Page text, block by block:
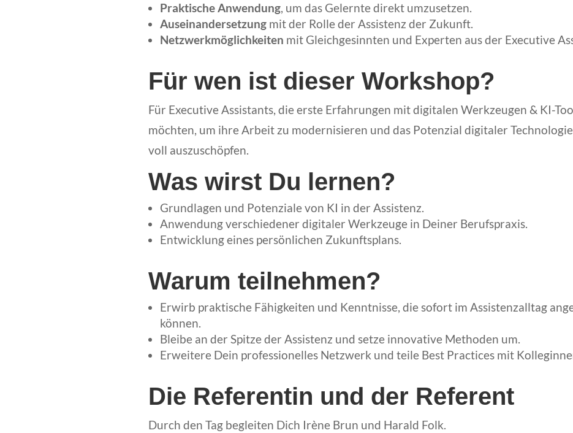
Praktische Anwendung, um das Gelernte direkt umzusetzen.
Auseinandersetzungmit der Rolle der Assistenz der Zukunft.
Netzwerkmöglichkeiten mit Gleichgesinnten und Experten aus der Executive
Für wen ist dieser Workshop?
Für Executive Assistants, die erste Erfahrungen mit digitalen Werkzeugen & KI-
möchten, um ihre Arbeit zu modernisieren und das Potenzial digitaler
voll auszuschöpfen.
Was wirst Du lernen?
Grundlagen und Potenziale von KI in der Assistenz.
Anwendung verschiedener digitaler Werkzeuge in Deiner Berufspraxis.
Entwicklung eines persönlichen Zukunftsplans.
Warum teilnehmen?
Erwirb praktische Fähigkeiten und Kenntnisse, die sofort im Assistenzalltag
können.
Bleibe an der Spitze der Assistenz und setze innovative Methoden um.
Erweitere Dein professionelles Netzwerk und teile Best Practices mit
Die Referentin und der Referent
Durch den Tag begleiten Dich Irène Brun und Harald Folk.